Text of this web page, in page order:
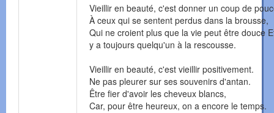
Vieillir en beauté, c'est donner un coup de
À ceux qui se sentent perdus dans la brousse,
Qui ne croient plus que la vie peut être douce
y a toujours quelqu'un à la rescousse.
Vieillir en beauté, c'est vieillir positivement.
Ne pas pleurer sur ses souvenirs d'antan.
Être fier d'avoir les cheveux blancs,
Car, pour être heureux, on a encore le temps.